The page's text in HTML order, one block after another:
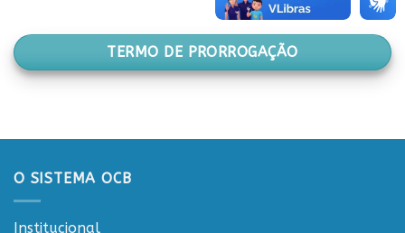
TERMO DE PRORROGAÇÃO
O SISTEMA OCB
Institucional